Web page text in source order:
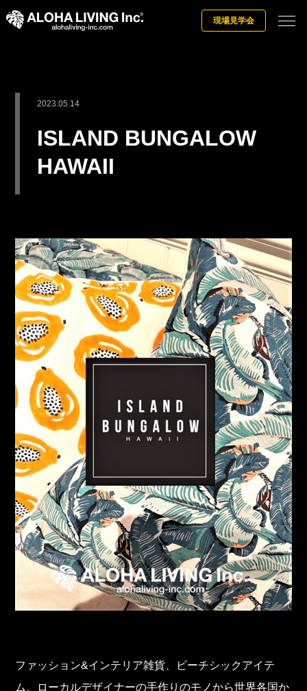
現場見学会
2023.05.14
ISLAND BUNGALOW
HAWAII
ファッション&インテリア雑貨、ビーチシックアイテ
ム。ローカルデザイナーの手作りのモノから世界各国か